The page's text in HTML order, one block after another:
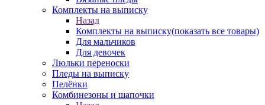
Комплекты на выписку
Назад
Комплекты на выписку(показать все товары)
Для мальчиков
Для девочек
Люльки переноски
Пледы на выписку
Пелёнки
Комбинезоны и шапочки